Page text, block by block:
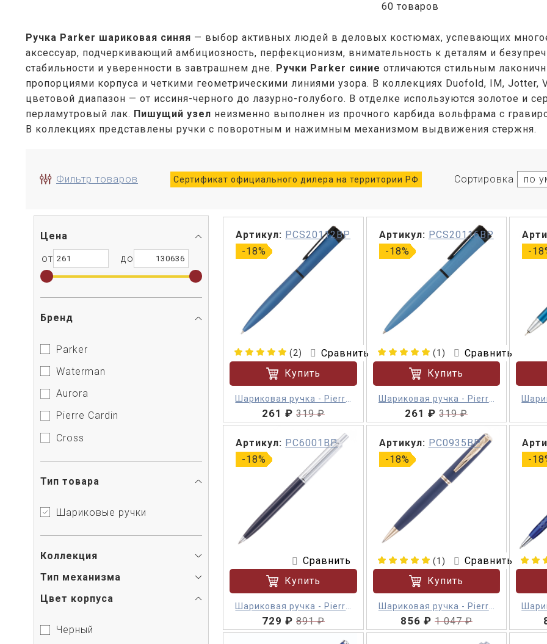
60 товаров
Ручка Parker шариковая синяя — выбор активных людей в деловых костюмах, успевающих
аксессуар, подчеркивающий амбициозность, перфекционизм, внимательность к деталям и
стабильности и уверенности в завтрашнем дне. Ручки Parker синие отличаются стильным
пропорциями корпуса и четкими геометрическими линиями узора. В коллекциях Duofold, IM, Jotter,
цветовой диапазон — от иссиня-черного до лазурно-голубого. В отделке используются золотое и
перламутровый лак. Пишущий узел неизменно выполнен из прочного карбида вольфрама с
В коллекциях представлены ручки с поворотным и нажимным механизмом выдвижения стержня.
Фильтр товаров Сертификат официального дилера на территории РФ Сортировка
Цена
от
до
Бренд
Parker
Waterman
Aurora
Pierre Cardin
Cross
Тип товара
Шариковые ручки
Коллекция
Тип механизма
Цвет корпуса
Черный
-18%
Артикул: PCS20112BP
(2)
Сравнить
Купить
Шариковая ручка - Pierre
Cardin Actuel
261 ₽ 319 ₽
-18%
Артикул: PCS20116BP
(1)
Сравнить
Купить
Шариковая ручка - Pierre
Cardin Actuel
261 ₽319 ₽
-
-18%
Артикул: PC6001BP
Сравнить
Купить
Шариковая ручка - Pierre
Cardin EASY
729 ₽ 891 ₽
-18%
Артикул: PC0935BP
(1)
Сравнить
Купить
Шариковая ручка - Pierre
Cardin GAMME Classic
856 ₽ 1 047 ₽
-